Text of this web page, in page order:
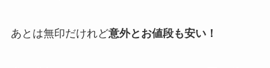
あとは無印だけれど意外とお値段も安い！